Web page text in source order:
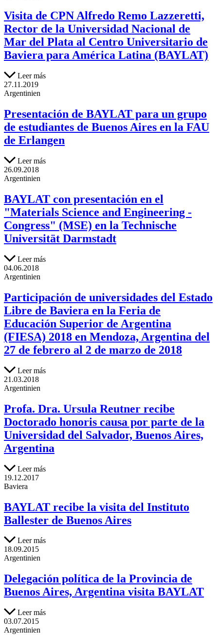
Visita de CPN Alfredo Remo Lazzeretti,
Rector de la Universidad Nacional de
Mar del Plata al Centro Universitario de
Baviera para América Latina (BAYLAT)
Leer más
27.11.2019
Argentinien
Presentación de BAYLAT para un grupo
de estudiantes de Buenos Aires en la FAU
de Erlangen
Leer más
26.09.2018
Argentinien
BAYLAT con presentación en el
"Materials Science and Engineering -
Congress" (MSE) en la Technische
Universität Darmstadt
Leer más
04.06.2018
Argentinien
Participación de universidades del Estado
Libre de Baviera en la Feria de
Educación Superior de Argentina
(FIESA) 2018 en Mendoza, Argentina del
27 de febrero al 2 de marzo de 2018
Leer más
21.03.2018
Argentinien
Profa. Dra. Ursula Reutner recibe
Doctorado honoris causa por parte de la
Universidad del Salvador, Buenos Aires,
Argentina
Leer más
19.12.2017
Baviera
BAYLAT recibe la visita del Instituto
Ballester de Buenos Aires
Leer más
18.09.2015
Argentinien
Delegación política de la Provincia de
Buenos Aires, Argentina visita BAYLAT
Leer más
03.07.2015
Argentinien